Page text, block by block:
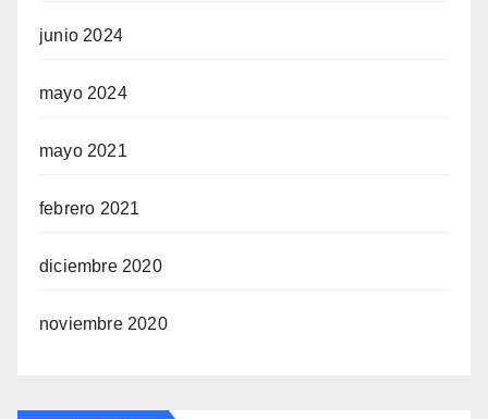
junio 2024
mayo 2024
mayo 2021
febrero 2021
diciembre 2020
noviembre 2020